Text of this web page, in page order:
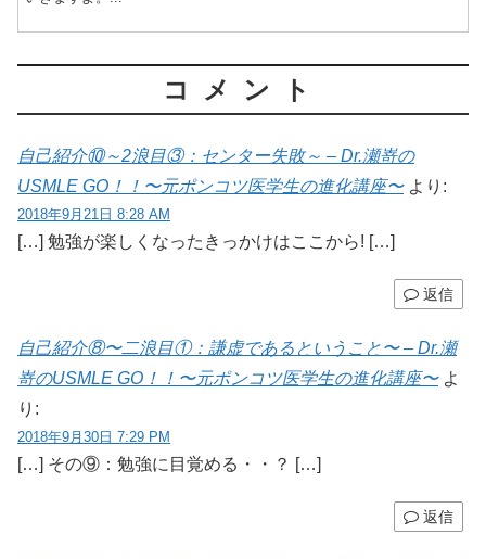
コメント
自己紹介⑩～2浪目③：センター失敗～ – Dr.瀬嵜の
USMLE GO！！〜元ポンコツ医学生の進化講座〜 より:
2018年9月21日 8:28 AM
[…] 勉強が楽しくなったきっかけはここから! […]
返信
自己紹介⑧〜二浪目①：謙虚であるということ〜 – Dr.瀬
嵜のUSMLE GO！！〜元ポンコツ医学生の進化講座〜 よ
り:
2018年9月30日 7:29 PM
[…] その⑨：勉強に目覚める・・？ […]
返信